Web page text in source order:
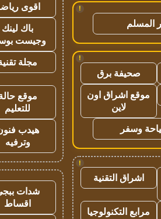
!
المسلم
!
صحيفة برق
موقع اشراق اون
لاين
وسفر
!
اشراق التقنية
مرابع التكنولوجيا
اقوى
باك لينك
وجيست
مجلة
موقع
للتعليم
هيدب
وترفيه
شدات
اقساط